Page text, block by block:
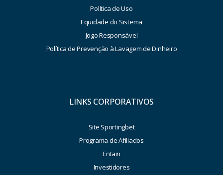
Política de Uso
Equidade do Sistema
Jogo Responsável
Política de Prevenção à Lavagem de Dinheiro
LINKS CORPORATIVOS
Site Sportingbet
Programa de Afiliados
Entain
Investidores